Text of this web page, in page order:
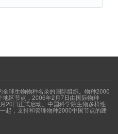
球生物物种名录的国际组织。物种2000
区节点，2006年2月7日由国际物种
20日正式启动。中国科学院生物多样性
起，支持和管理物种2000中国节点的建